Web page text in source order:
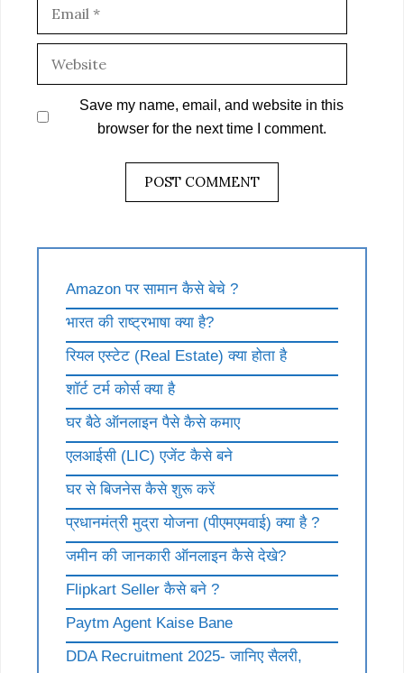
Save my name, email, and website in this
browser for the next time I comment.
Amazon पर सामान कैसे बेचे ?
भारत की राष्ट्रभाषा क्या है?
रियल एस्टेट (Real Estate) क्या होता है
शॉर्ट टर्म कोर्स क्या है
घर बैठे ऑनलाइन पैसे कैसे कमाए
एलआईसी (LIC) एजेंट कैसे बने
घर से बिजनेस कैसे शुरू करें
प्रधानमंत्री मुद्रा योजना (पीएमएमवाई) क्या है ?
जमीन की जानकारी ऑनलाइन कैसे देखे?
Flipkart Seller कैसे बने ?
Paytm Agent Kaise Bane
DDA Recruitment 2025- जानिए सैलरी,